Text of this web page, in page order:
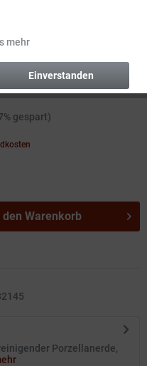
gespart)
den Warenkorb
Porzellanerde,
mehr
Einverstanden